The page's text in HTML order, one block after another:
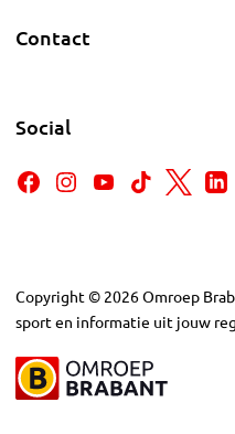
Contact
Social
Copyright © 2026Omroep
sport en informatie uit jouw